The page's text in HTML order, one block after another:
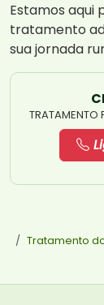
Estamos aqui
tratamento
sua jornada
TRATAMENTO
Tratamento